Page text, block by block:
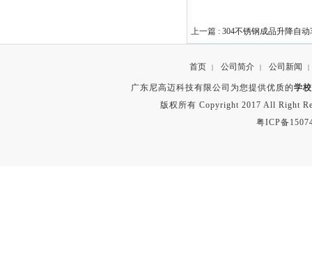
上一篇 : 304不锈钢成品升降自动
首页 | 公司简介 | 公司新闻 |
广东尼高迈科技有限公司为您提供优质的学
版权所有 Copyright 2017 All Right
粤ICP备